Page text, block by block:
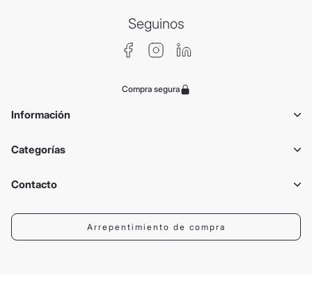
Recibí en tu mail todas nuestras novedades,
promociones y ofertas especiales
Lentes y Relojes Indumentaria